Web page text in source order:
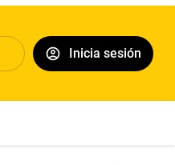
Inicia sesión